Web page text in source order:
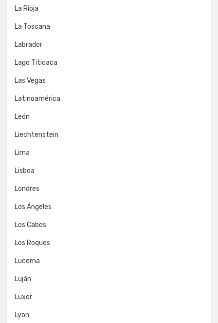
La Rioja
La Toscana
Labrador
Lago Titicaca
Las Vegas
Latinoamérica
León
Liechtenstein
Lima
Lisboa
Londres
Los Ángeles
Los Cabos
Los Roques
Lucerna
Luján
Luxor
Lyon